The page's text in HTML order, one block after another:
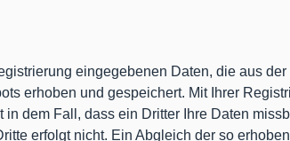
eingegebenen Daten, die aus
erhoben und gespeichert. Mit Ihrer
dem Fall, dass ein Dritter Ihre Daten
erfolgt nicht. Ein Abgleich der so